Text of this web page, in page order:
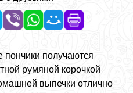
получаются
румяной корочкой
выпечки отлично